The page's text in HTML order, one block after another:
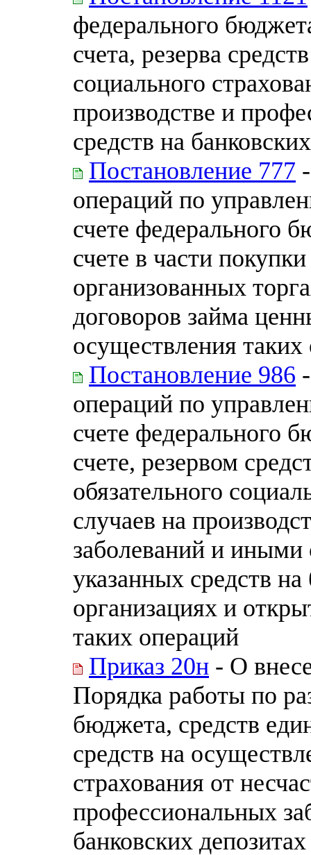
федерального
счета, резерва
социального
производстве и
средств на
Постановление 777
операций по
счете федерального
счете в части
организованных
договоров займа
осуществления таких
Постановление 986
операций по
счете федерального
счете, резервом
обязательного
случаев на
заболеваний и иными
указанных средств
организациях и
таких операций
Приказ 20н - О
Порядка работы по
бюджета, средств
средств на
страхования от
профессиональных
банковских